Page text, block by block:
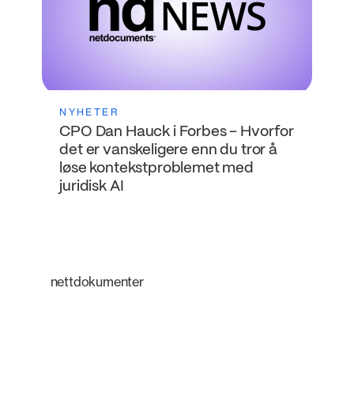
NYHETER
CPO Dan Hauck i Forbes – Hvorfor
det er vanskeligere enn du tror å
løse kontekstproblemet med
juridisk AI
nettdokumenter